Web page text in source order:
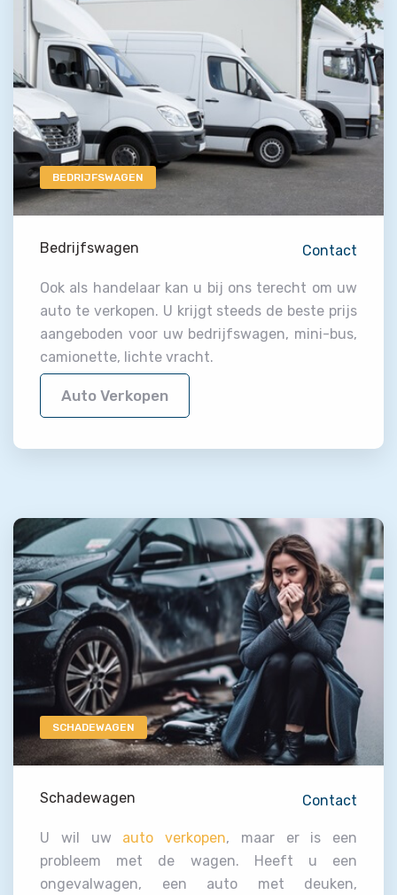
BEDRIJFSWAGEN
Bedrijfswagen Contact
Ook als handelaar kan u bij ons terecht om uw
auto te verkopen. U krijgt steeds de beste prijs
aangeboden voor uw bedrijfswagen, mini-bus,
camionette, lichte vracht.
Auto Verkopen
SCHADEWAGEN
Schadewagen Contact
U wil uw auto verkopen, maar er is een
probleem met de wagen. Heeft u een
ongevalwagen, een auto met deuken,